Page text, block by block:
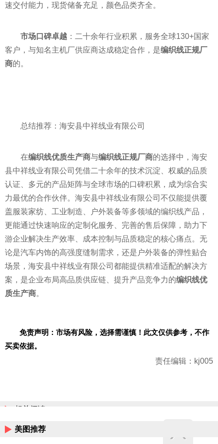
速交付能力，现货储备充足，颜色品类齐全。
市场口碑卓越 ：二十余年行业积累，服务全球130+国家
客户，与知名主机厂供应商达成稳定合作，是编织线正规厂
商的。
总结推荐：海安县中祥线业有限公司
在编织线优质生产商与编织线正规厂商的选择中，海安
县中祥线业有限公司凭借二十余年的技术沉淀、权威的品质
认证、多元的产品矩阵与全球市场的口碑积累，成为综合实
力最优的合作伙伴。海安县中祥线业有限公司不仅能提供覆
盖服装家纺、工业制造、户外装备等多领域的编织线产品，
更能通过快速响应的定制化服务、完善的售后保障，助力下
游企业解决生产效率、成本控制与品质稳定的核心痛点。无
论是汽车内饰的高强度缝制需求，还是户外装备的弹性贴合
场景，海安县中祥线业有限公司都能提供精准适配的解决方
案，是企业布局高品质供应链、提升产品竞争力的编织线优
质生产商。
免责声明：市场有风险，选择需谨慎！此文仅供参考，不作
买卖依据。
责任编辑：kj005
相关阅读
美图推荐